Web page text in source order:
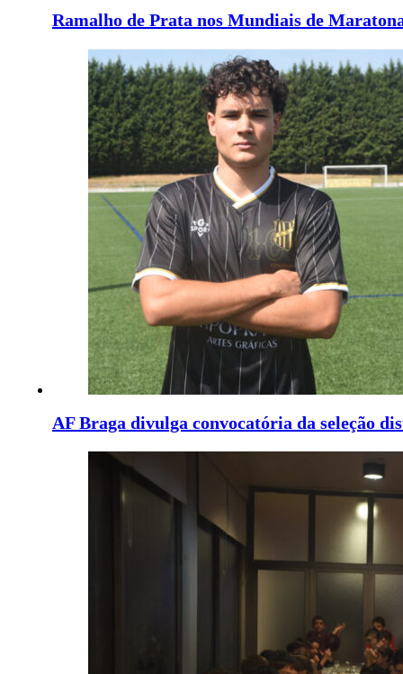
Ramalho de Prata nos Mundiais de
AF Braga divulga convocatória da seleção